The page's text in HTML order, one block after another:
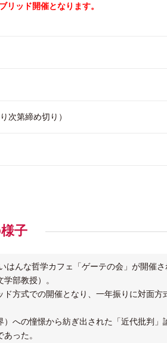
リッド開催となります。
第締め切り）
子
んな哲学カフェ「ゲーテの会」が開催さ
部教授）。
方式での開催となり、一年振りに対面方
への憧憬から紡ぎ出された「近代批判」
った。